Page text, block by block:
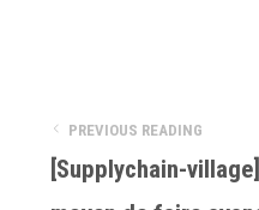
PREVIOUS READING
[Supplychain-